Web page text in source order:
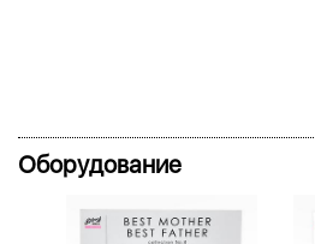
Оборудование